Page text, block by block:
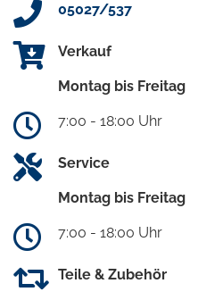
05027/537
Verkauf
Montag bis Freitag
7:00 - 18:00 Uhr
Service
Montag bis Freitag
7:00 - 18:00 Uhr
Teile & Zubehör